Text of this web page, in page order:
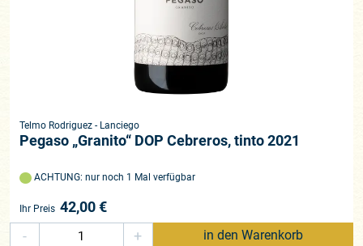
Telmo Rodriguez - Lanciego
Pegaso „Granito“ DOP Cebreros, tinto 2021
ACHTUNG: nur noch 1 Mal verfügbar
Ihr Preis 42,00€
-
+ in den Warenkorb